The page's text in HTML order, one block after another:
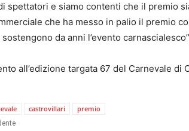
spettatori e siamo contenti che il premio
che ha messo in palio il premio
da anni l’evento
all’edizione targata 67 del Carnevale di
castrovillari premio